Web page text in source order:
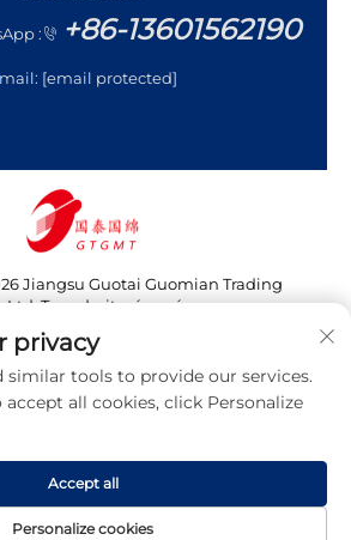
: +86-13601562190
[email protected]
Jiangsu Guotai Guomian Trading
Ltd. Tous droits réservés
de confidentialité
privacy
similar tools to provide our services.
all cookies, click Personalize
Personalize cookies
Accept all